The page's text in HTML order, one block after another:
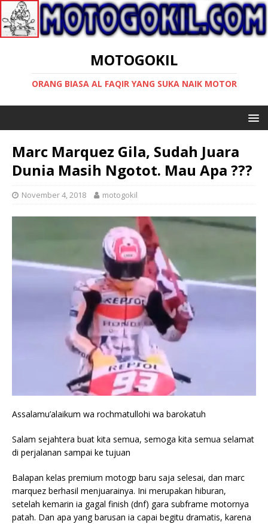
MOTOGOKIL
ORANG BIASA AL FAQIR YANG SUKA NAIK MOTOR
Marc Marquez Gila, Sudah Juara
Dunia Masih Ngotot. Mau Apa ???
November 4, 2018 motogokil
Assalamu’alaikum wa rochmatullohi wa barokatuh
Salam sejahtera buat kita semua, semoga kita semua selamat
di perjalanan sampai ke tujuan
Balapan kelas premium motogp baru saja selesai, dan marc
marquez berhasil menjuarainya. Ini merupakan hiburan,
setelah kemarin ia gagal finish (dnf) gara subframe motornya
patah. Dan apa yang barusan ia capai begitu dramatis, karena